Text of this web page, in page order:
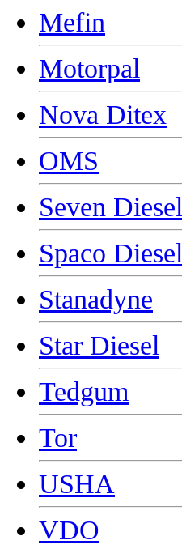
Mefin
Motorpal
Nova Ditex
OMS
Seven Diesel
Spaco Diesel
Stanadyne
Star Diesel
Tedgum
Tor
USHA
VDO